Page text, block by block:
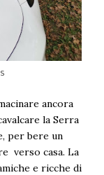
ancora
la Serra
per bere un
verso casa. La
e ricche di